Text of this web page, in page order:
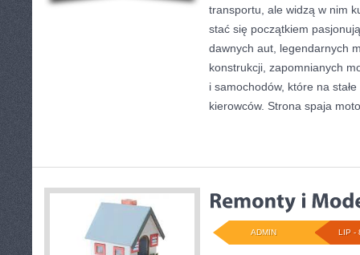
transportu, ale widzą w nim
stać się początkiem
dawnych aut, legendarnych
konstrukcji, zapomnianych
i samochodów, które na
kierowców. Strona spaja
LIP -
ADMIN